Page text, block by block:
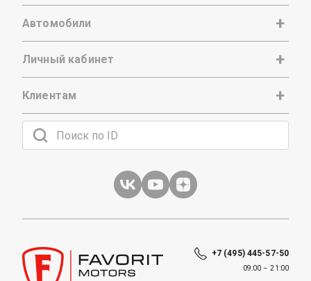
Автомобили
Личный кабинет
Клиентам
+7 (495) 445-57-50
09:00 – 21:00